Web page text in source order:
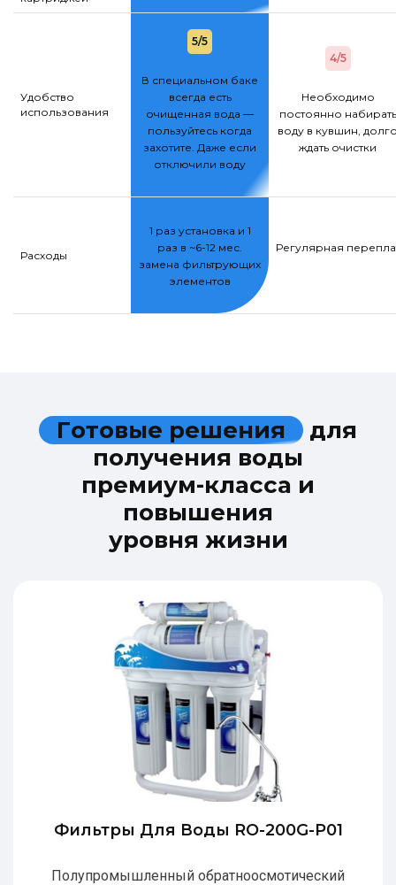
Удобство
использования
5/5
В специальном баке
всегда есть
очищенная вода —
пользуйтесь когда
захотите. Даже если
отключили воду
4/5
Необходимо
постоянно набирать
воду в кувшин,
ждать очистки
Расходы
1 раз установка и 1
раз в ~6-12 мес.
замена фильтрующих
элементов
Регулярная
Готовые решения для
получения воды
премиум-класса и
повышения
уровня жизни
Фильтры Для Воды RO-200G-P01
Полупромышленный обратноосмотический